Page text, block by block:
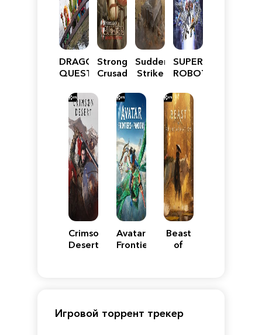
DRAGON
QUEST
Reimagined
Stronghold
Crusader:
Edition
Sudden
Strike
SUPER
ROBOT
Y
Crimson
Desert
Avatar:
Frontiers
Beast
of
Игровой торрент трекер